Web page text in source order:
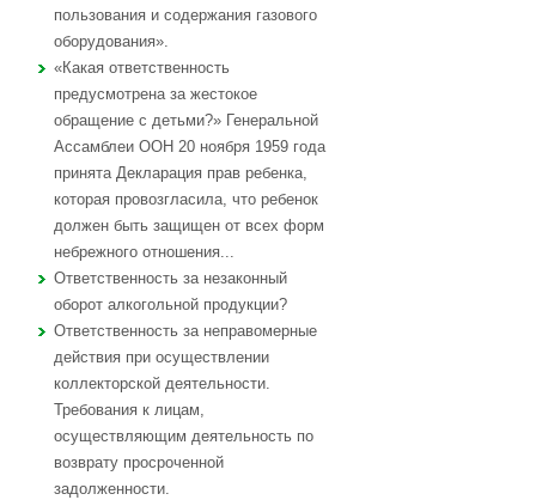
пользования и содержания газового
оборудования».
«Какая ответственность
предусмотрена за жестокое
обращение с детьми?» Генеральной
Ассамблеи ООН 20 ноября 1959 года
принята Декларация прав ребенка,
которая провозгласила, что ребенок
должен быть защищен от всех форм
небрежного отношения...
Ответственность за незаконный
оборот алкогольной продукции?
Ответственность за неправомерные
действия при осуществлении
коллекторской деятельности.
Требования к лицам,
осуществляющим деятельность по
возврату просроченной
задолженности.